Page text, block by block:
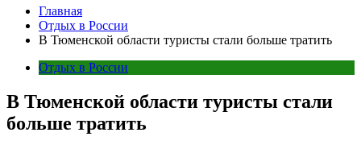
Главная
Отдых в России
В Тюменской области туристы стали больше тратить
Отдых в России
В Тюменской области туристы стали
больше тратить